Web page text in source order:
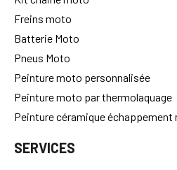
Freins moto
Batterie Moto
Pneus Moto
Peinture moto personnalisée
Peinture moto par thermolaquage
Peinture céramique échappement
SERVICES